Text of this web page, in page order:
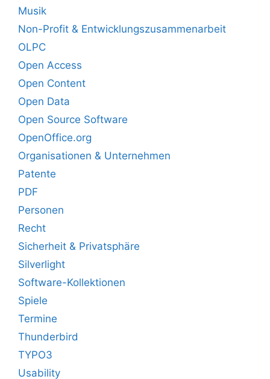
Musik
Non-Profit & Entwicklungszusammenarbeit
OLPC
Open Access
Open Content
Open Data
Open Source Software
OpenOffice.org
Organisationen & Unternehmen
Patente
PDF
Personen
Recht
Sicherheit & Privatsphäre
Silverlight
Software-Kollektionen
Spiele
Termine
Thunderbird
TYPO3
Usability